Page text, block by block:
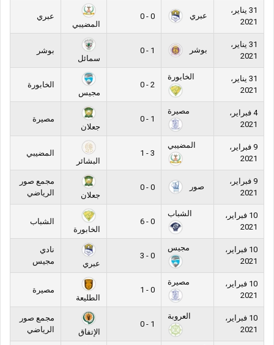
31 يناير،
2021
عبري
0 - 0
المضيبي
عبري
31 يناير،
2021
بوشر
1 - 0
سمائل
بوشر
31 يناير،
2021
الخابورة
2 - 0
مجيس
الخابورة
4 فبراير،
2021
مصيرة
1 - 0
جعلان
مصيرة
9 فبراير،
2021
المضيبي
3 - 1
البشائر
المضيبي
9 فبراير،
2021
صور
0 - 0
جعلان
مجمع صور
الرياضي
10 فبراير،
2021
الشباب
0 - 6
الخابورة
الشباب
10 فبراير،
2021
مجيس
0 - 3
عبري
نادي
مجيس
10 فبراير،
2021
مصيرة
0 - 1
الطليعة
مصيرة
10 فبراير،
2021
العروبة
1 - 0
الإتفاق
مجمع صور
الرياضي